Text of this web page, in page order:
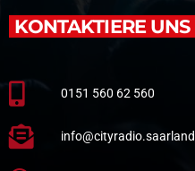
KONTAKTIERE UNS
0151 560 62 560
info@cityradio.saarland